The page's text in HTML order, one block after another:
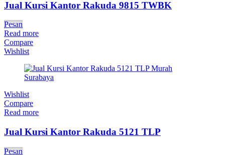
Jual Kursi Kantor Rakuda 9815 TWBK
Pesan
Read more
Compare
Wishlist
Wishlist
Compare
Read more
Jual Kursi Kantor Rakuda 5121 TLP
Pesan